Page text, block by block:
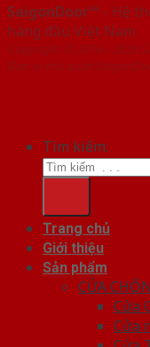
SaigonDoor™ - Hệ
hàng đầu Việt Nam
Copyright ⓒ 2016 – 2026
Đơn vị chủ quản
Tìm kiếm:
Trang chủ
Giới thiệu
Sản phẩm
CỬA
Cửa
Cửa